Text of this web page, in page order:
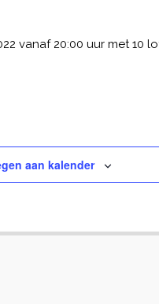
vanaf 20:00 uur met 10
aan kalender